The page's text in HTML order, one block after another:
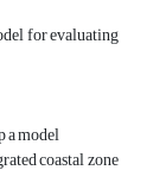
for evaluating
a model
coastal zone